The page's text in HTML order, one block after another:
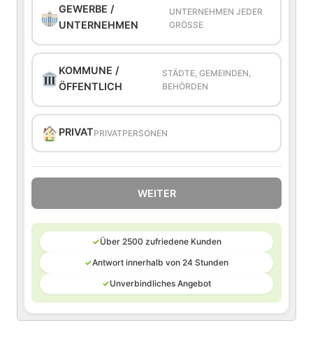
GEWERBE /
UNTERNEHMEN
UNTERNEHMEN JEDER
GRÖSSE
KOMMUNE /
ÖFFENTLICH
STÄDTE, GEMEINDEN,
BEHÖRDEN
PRIVATPRIVATPERSONEN
WEITER
✓Über 2500 zufriedene Kunden
✓Antwort innerhalb von 24 Stunden
✓Unverbindliches Angebot